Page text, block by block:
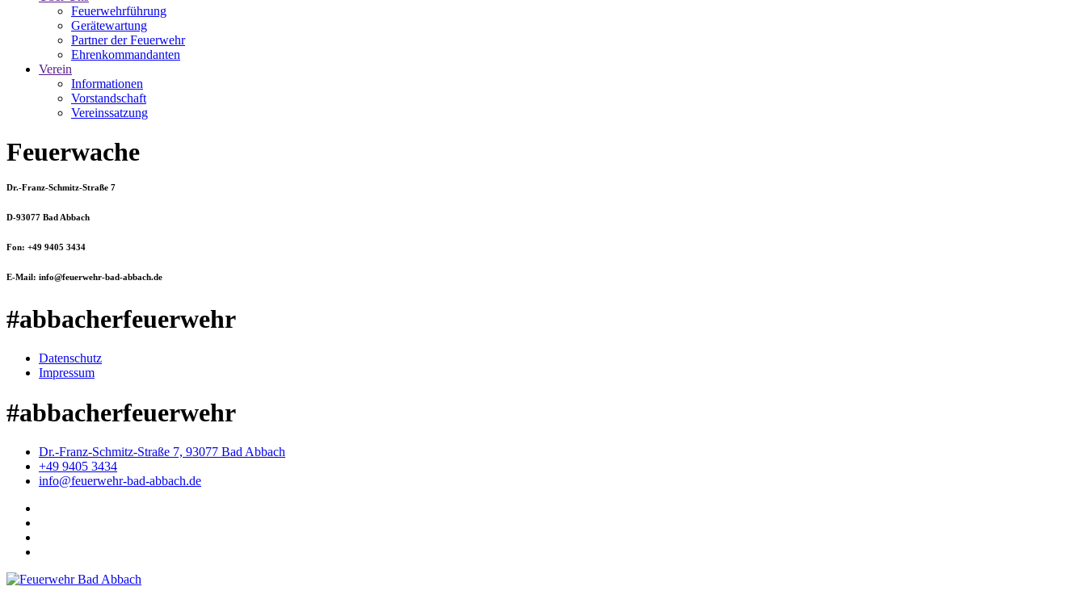
Feuerwehrführung
Gerätewartung
Partner der Feuerwehr
Ehrenkommandanten
Verein
Informationen
Vorstandschaft
Vereinssatzung
Feuerwache
Dr.-Franz-Schmitz-Straße 7
D-93077 Bad Abbach
Fon: +49 9405 3434
E-Mail: info@feuerwehr-bad-abbach.de
#abbacherfeuerwehr
Datenschutz
Impressum
#abbacherfeuerwehr
Dr.-Franz-Schmitz-Straße 7, 93077 Bad Abbach
+49 9405 3434
info@feuerwehr-bad-abbach.de